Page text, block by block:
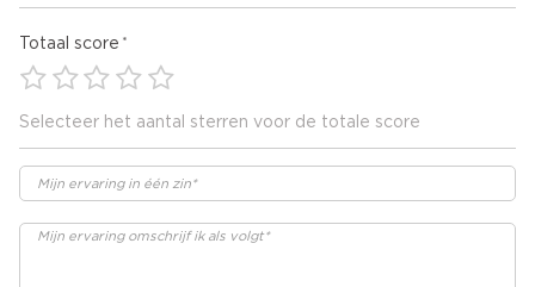
Totaal score
Selecteer het aantal sterren voor de totale score